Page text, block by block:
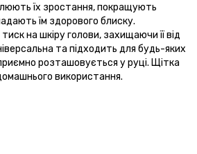
їх зростання, покращують
їм здорового блиску.
на шкіру голови, захищаючи її від
та підходить для будь-яких
розташовується у руці. Щітка
використання.